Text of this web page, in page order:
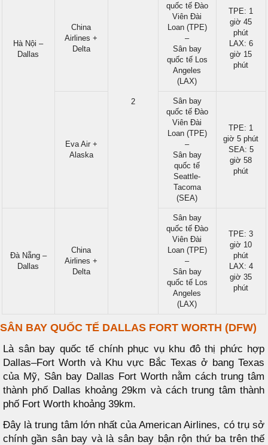
Hà Nội –
Dallas
2
China
Airlines +
Delta
quốc tế Đào
Viên Đài
Loan (TPE)
–
Sân bay
quốc tế Los
Angeles
(LAX)
TPE: 1
giờ 45
phút
LAX: 6
giờ 15
phút
Eva Air +
Alaska
Sân bay
quốc tế Đào
Viên Đài
Loan (TPE)
–
Sân bay
quốc tế
Seattle-
Tacoma
(SEA)
TPE: 1
giờ 5 phút
SEA: 5
giờ 58
phút
Đà Nẵng –
Dallas
China
Airlines +
Delta
Sân bay
quốc tế Đào
Viên Đài
Loan (TPE)
–
Sân bay
quốc tế Los
Angeles
(LAX)
TPE: 3
giờ 10
phút
LAX: 4
giờ 35
phút
SÂN BAY QUỐC TẾ DALLAS FORT WORTH (DFW)
Là sân bay quốc tế chính phục vụ khu đô thị phức hợp
Dallas–Fort Worth và Khu vực Bắc Texas ở bang Texas
của Mỹ, Sân bay Dallas Fort Worth nằm cách trung tâm
thành phố Dallas khoảng 29km và cách trung tâm thành
phố Fort Worth khoảng 39km.
Đây là trung tâm lớn nhất của American Airlines, có trụ sở
chính gần sân bay và là sân bay bận rộn thứ ba trên thế